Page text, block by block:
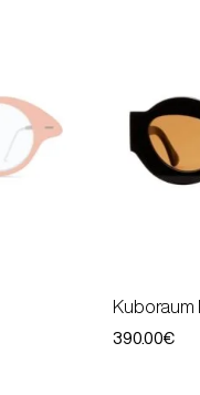
Kuboraum
390.00€